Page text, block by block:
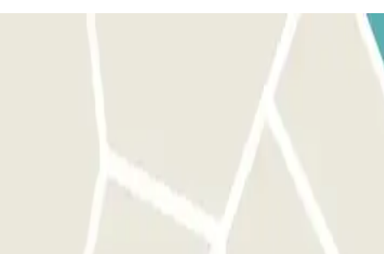
voucher di conferma. In alternativa puoi contattare un operatore telefonando ai numeri +39
è di circa ogni 30’: Dal T1 dalle 02.30 alle 04.00 Dal parcheggio P6 dalle 02.15 alle 03.45